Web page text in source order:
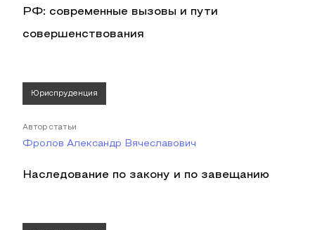
РФ: современные вызовы и пути
совершенствования
Юриспруденция
Автор статьи
Фролов Александр Вячеславович
Наследование по закону и по завещанию